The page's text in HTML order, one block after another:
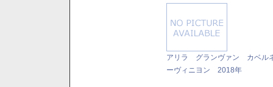
アリラ グランヴァン カベル
ーヴィニヨン 2018年